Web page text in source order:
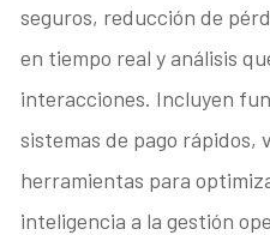
seguros, reducción de
en tiempo real y análisis
interacciones. Incluyen
sistemas de pago rápidos,
herramientas para
inteligencia a la gestión